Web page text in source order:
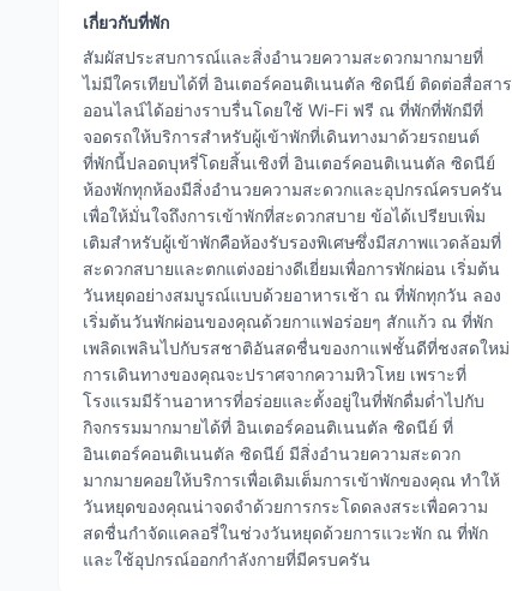
เกี่ยวกับที่พัก
สัมผัสประสบการณ์และสิ่งอำนวยความสะดวกมากมายที่
ไม่มีใครเทียบได้ที่ อินเตอร์คอนติเนนตัล ซิดนีย์ ติดต่อสื่อสาร
ออนไลน์ได้อย่างราบรื่นโดยใช้ Wi-Fi ฟรี ณ ที่พักที่พักมีที่
จอดรถให้บริการสำหรับผู้เข้าพักที่เดินทางมาด้วยรถยนต์
ที่พักนี้ปลอดบุหรี่โดยสิ้นเชิงที่ อินเตอร์คอนติเนนตัล ซิดนีย์
ห้องพักทุกห้องมีสิ่งอำนวยความสะดวกและอุปกรณ์ครบครัน
เพื่อให้มั่นใจถึงการเข้าพักที่สะดวกสบาย ข้อได้เปรียบเพิ่ม
เติมสำหรับผู้เข้าพักคือห้องรับรองพิเศษซึ่งมีสภาพแวดล้อมที่
สะดวกสบายและตกแต่งอย่างดีเยี่ยมเพื่อการพักผ่อน เริ่มต้น
วันหยุดอย่างสมบูรณ์แบบด้วยอาหารเช้า ณ ที่พักทุกวัน ลอง
เริ่มต้นวันพักผ่อนของคุณด้วยกาแฟอร่อยๆ สักแก้ว ณ ที่พัก
เพลิดเพลินไปกับรสชาติอันสดชื่นของกาแฟชั้นดีที่ชงสดใหม่
การเดินทางของคุณจะปราศจากความหิวโหย เพราะที่
โรงแรมมีร้านอาหารที่อร่อยและตั้งอยู่ในที่พักดื่มด่ำไปกับ
กิจกรรมมากมายได้ที่ อินเตอร์คอนติเนนตัล ซิดนีย์ ที่
อินเตอร์คอนติเนนตัล ซิดนีย์ มีสิ่งอำนวยความสะดวก
มากมายคอยให้บริการเพื่อเติมเต็มการเข้าพักของคุณ ทำให้
วันหยุดของคุณน่าจดจำด้วยการกระโดดลงสระเพื่อความ
สดชื่นกำจัดแคลอรี่ในช่วงวันหยุดด้วยการแวะพัก ณ ที่พัก
และใช้อุปกรณ์ออกกำลังกายที่มีครบครัน